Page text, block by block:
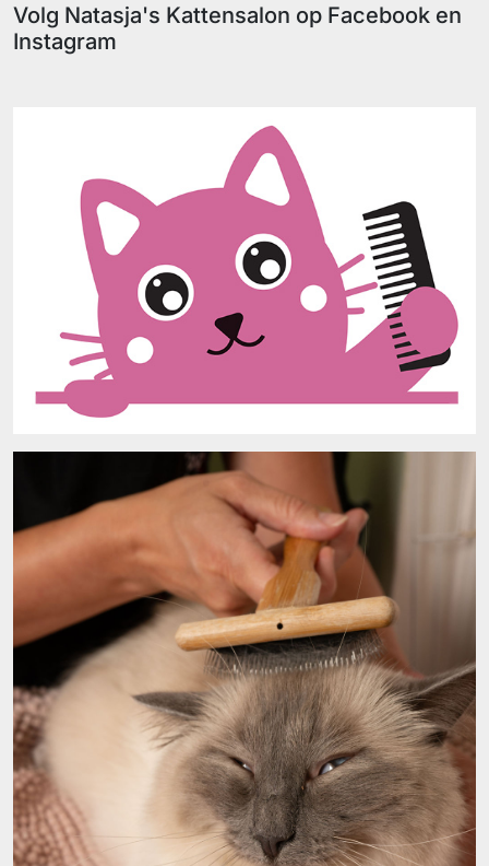
Volg Natasja's Kattensalon op Facebook en
Instagram